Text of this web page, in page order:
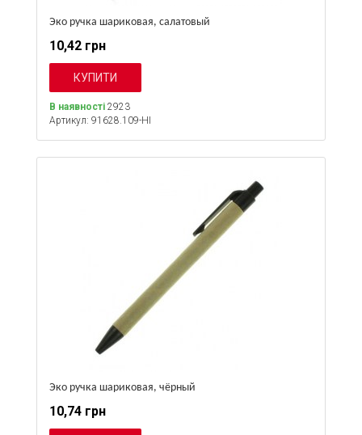
Эко ручка шариковая, салатовый
10,42 грн
В наявності 2923
Артикул: 91628.109-HI
Эко ручка шариковая, чёрный
10,74 грн